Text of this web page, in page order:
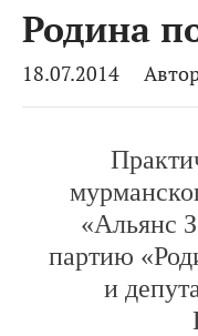
Родина
18.07.2014
«Альянс
партию
и